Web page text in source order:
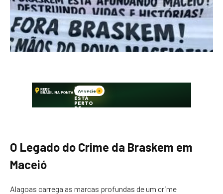
O Legado do Crime da Braskem em
Maceió
Alagoas carrega as marcas profundas de um crime